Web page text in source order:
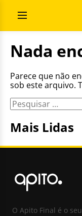
conteúdo
Abrir
Menu
por:
Nada
Parece que não
sob este arquivo.
Pesquisar
por:
Mais Lidas
O Apito Final é o